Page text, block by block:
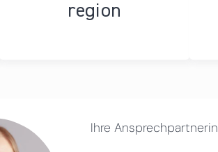
region
Ihre Ansprechpartnerin